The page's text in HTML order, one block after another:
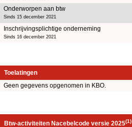
Onderworpen aan btw
Sinds 15 december 2021
Inschrijvingsplichtige onderneming
Sinds 16 december 2021
Toelatingen
Geen gegevens opgenomen in KBO.
Btw-activiteiten Nacebelcode versie 2025(1)